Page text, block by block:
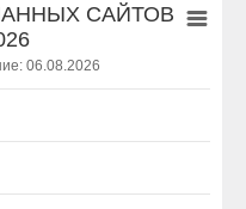
САЙТОВ
06.08.2026